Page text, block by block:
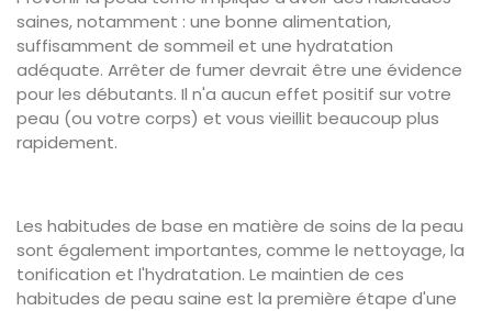
saines, notamment : une bonne alimentation,
suffisamment de sommeil et une hydratation
adéquate. Arrêter de fumer devrait être une évidence
pour les débutants. Il n'a aucun effet positif sur votre
peau (ou votre corps) et vous vieillit beaucoup plus
rapidement.
Les habitudes de base en matière de soins de la peau
sont également importantes, comme le nettoyage, la
tonification et l'hydratation. Le maintien de ces
habitudes de peau saine est la première étape d'une